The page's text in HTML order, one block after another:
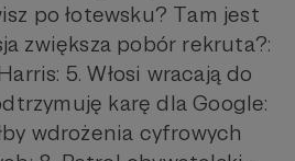
po łotewsku? Tam jest
zwiększa pobór rekruta?:
5. Włosi wracają do
karę dla Google:
wdrożenia cyfrowych